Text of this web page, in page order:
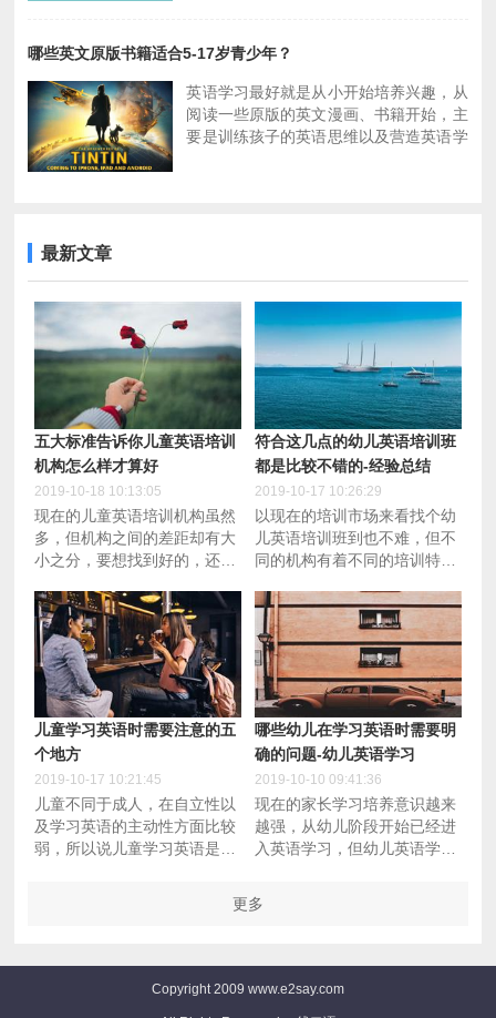
候正好能够让孩子感受到学习英语的乐
★三、 It’s Not the Stork!
适读儿童年龄：5岁以上
主人公是一只好奇活泼的鸟和一只严肃认
真的蜜蜂，从男孩和女孩的身体异同开始
释的十分到位，在美国几代人中流行。书
里展示了男人和女人相爱，过上了幸福快
乐的生活，可以帮助孩子建立积极和健康
的态度。
★五、It's So Amazing!
适读儿童年龄：7—12岁
这本书信息量极大，里面给我们解答了哪
些肢体接触是恰当得体的？哪些肢体接触
是错误和不允许的？并且简单地提及了艾
滋病和HIV等知识。
主要分以下几个类别：
蒙阶段需要带有兴趣地学习，寓教于乐；
√二、纯学习类儿童英语学习网站，儿童
语言后期发展阶段需要听说读写全面练
哪些英文原版书籍适合5-17岁青少年？
英语学习最好就是从小开始培养兴趣，从
阅读一些原版的英文漫画、书籍开始，主
要是训练孩子的英语思维以及营造英语学
★Moomin by Tove Jansson - 8岁及以上
儿童的异想天开的聪明故事，由美国绘画
与季刊出版;
★Tintin, by Herge- 全球各地的冒险故
事，适合10岁以上的孩子;
★Any Donald Duck / Uncle Scrooge
adventure by Carl Barks-经典中的经
典，影响大导演史蒂文·斯皮尔伯格的书
籍之一，适合8岁以上。
最新文章
五大标准告诉你儿童英语培训
机构怎么样才算好
2019-10-18 10:13:05
现在的儿童英语培训机构虽然
多，但机构之间的差距却有大
小之分，要想找到好的，还是
像价格、老师、内容、教学方
式等等
符合这几点的幼儿英语培训班
都是比较不错的-经验总结
2019-10-17 10:26:29
以现在的培训市场来看找个幼
儿英语培训班到也不难，但不
同的机构有着不同的培训特
些好的培训班呢
儿童学习英语时需要注意的五
个地方
2019-10-17 10:21:45
儿童不同于成人，在自立性以
及学习英语的主动性方面比较
弱，所以说儿童学习英语是需
哪些幼儿在学习英语时需要明
确的问题-幼儿英语学习
2019-10-10 09:41:36
现在的家长学习培养意识越来
越强，从幼儿阶段开始已经进
入英语学习，但幼儿英语学习
像学什么、如何学、学习的过
程需要注意什么等等
更多
Copyright 2009 www.e2say.com